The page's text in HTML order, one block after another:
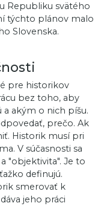
Republiku svätého
týchto plánov malo
Slovenska.
pre historikov
bez toho, aby
akým o nich píšu.
prečo. Ak
Historik musí pri
V súčasnosti sa
"objektivita". Je to
definujú.
smerovať k
jeho práci